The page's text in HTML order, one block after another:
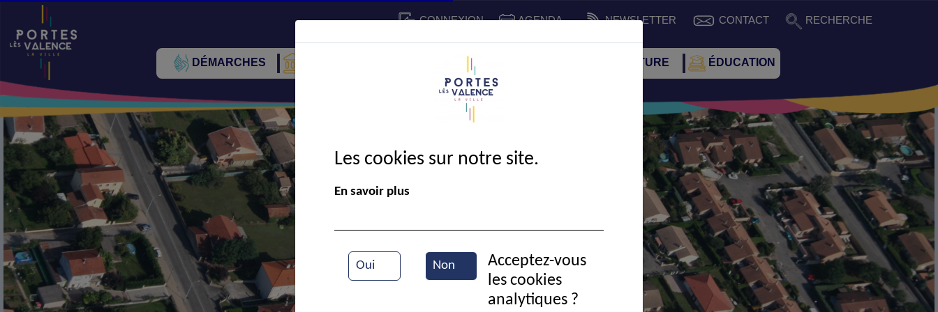
CONNEXION AGENDA NEWSLETTER CONTACT RECHERCHE
DÉMARCHES CADRE DE VIE SPORT ET CULTURE ÉDUCATION
Vue partielle de la ville
Les cookies sur notre site.
En savoir plus
Oui Non
Acceptez-vous
les cookies
analytiques ?